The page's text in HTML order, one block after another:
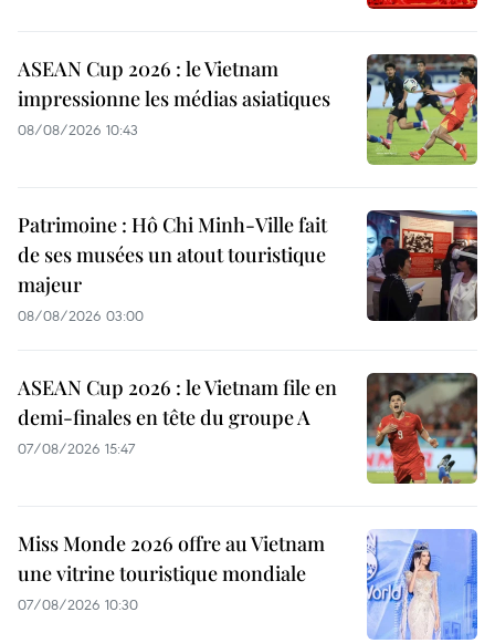
ASEAN Cup 2026 : le Vietnam
impressionne les médias asiatiques
08/08/2026 10:43
Patrimoine : Hô Chi Minh-Ville fait
de ses musées un atout touristique
majeur
08/08/2026 03:00
ASEAN Cup 2026 : le Vietnam file en
demi-finales en tête du groupe A
07/08/2026 15:47
Miss Monde 2026 offre au Vietnam
une vitrine touristique mondiale
07/08/2026 10:30